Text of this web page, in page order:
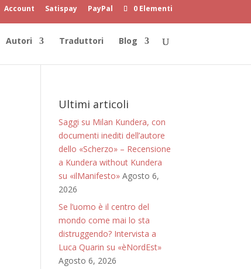
Account Satispay PayPal 0 Elementi
Autori Traduttori Blog
Ultimi articoli
Saggi su Milan Kundera, con
documenti inediti dell’autore
dello «Scherzo» – Recensione
a Kundera without Kundera
su «ilManifesto» Agosto 6,
2026
Se l’uomo è il centro del
mondo come mai lo sta
distruggendo? Intervista a
Luca Quarin su «èNordEst»
Agosto 6, 2026